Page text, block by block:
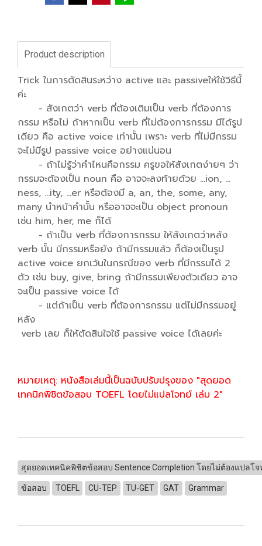
Product description
Trick ในการตัดสินระหว่าง active และ passiveให้ใช้วิธีนี้
ค่ะ
- สังเกตว่า verb ที่ต้องเติมเป็น verb ที่ต้องการ
กรรม หรือไม่ ถ้าหากเป็น verb ที่ไม่ต้องการกรรม มีได้รูป
เดียว คือ active voice เท่านั้น เพราะ verb ที่ไม่มีกรรม
จะไม่มีรูป passive voice อย่างแน่นอน
- ถ้าไม่รู้ว่าคำไหนคือกรรม ครูขอให้สังเกตง่ายๆ ว่า
กรรมจะต้องเป็น noun คือ อาจจะลงท้ายด้วย …ion, …
ness, …ity, …er หรือต้องมี a, an, the, some, any,
many นำหน้าคำนั้น หรืออาจจะเป็น object pronoun
เช่น him, her, me ก็ได้
- ถ้าเป็น verb ที่ต้องการกรรม ให้สังเกตว่าหลัง
verb นั้น มีกรรมหรือยัง ถ้ามีกรรมแล้ว ก็ต้องเป็นรูป
active voice ยกเว้นในกรณีของ verb ที่มีกรรมได้ 2
ตัว เช่น buy, give, bring ถ้ามีกรรมเพียงตัวเดียว อาจ
จะเป็น passive voice ได้
- แต่ถ้าเป็น verb ที่ต้องการกรรม แต่ไม่มีกรรมอยู่
หลัง
verb เลย ก็ให้ตัดสินใจใช้ passive voice ได้เลยค่ะ
หมายเหตุ: หนังสือเล่มนี้เป็นฉบับปรับปรุงของ "สุดยอด
เทคนิคพิชิตข้อสอบ TOEFL โดยไม่แปลโจทย์ เล่ม 2"
สุดยอดเทคนิคพิชิตข้อสอบ Sentence Completion โดยไม่ต้องแปลโจ
ข้อสอบ TOEFL CU-TEP TU-GET GAT Grammar